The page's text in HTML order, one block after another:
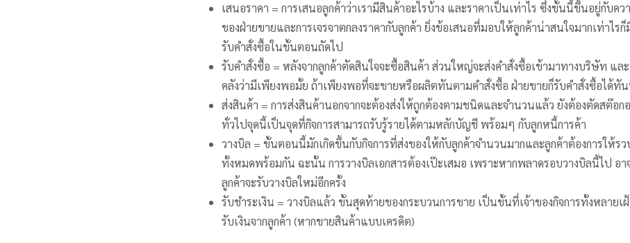
เสนอราคา = การเสนอลูกค้าว่าเรามีสินค้าอะไรบ้าง และราคาเป็นเท่าไร ซึ่งขั้นนี้ขึ้นอยู่กับคว
ของฝ่ายขายและการเจรจาตกลงราคากับลูกค้า ยิ่งข้อเสนอที่มอบให้ลูกค้าน่าสนใจมากเท่าไรก็
รับคำสั่งซื้อในขั้นตอนถัดไป
รับคำสั่งซื้อ = หลังจากลูกค้าตัดสินใจจะซื้อสินค้า ส่วนใหญ่จะส่งคำสั่งซื้อเข้ามาทางบริษัท แล
คลังว่ามีเพียงพอมั้ย ถ้าเพียงพอที่จะขายหรือผลิตทันตามคำสั่งซื้อ ฝ่ายขายก็รับคำสั่งซื้อได้ทั
ส่งสินค้า = การส่งสินค้านอกจากจะต้องส่งให้ถูกต้องตามชนิดและจำนวนแล้ว ยังต้องตัดสต๊อก
ทั่วไปจุดนี้เป็นจุดที่กิจการสามารถรับรู้รายได้ตามหลักบัญชี พร้อมๆ กับลูกหนี้การค้า
วางบิล = ขั้นตอนนี้มักเกิดขึ้นกับกิจการที่ส่งของให้กับลูกค้าจำนวนมากและลูกค้าต้องการให้ร
ทั้งหมดพร้อมกัน ฉะนั้น การวางบิลเอกสารต้องเป๊ะเสมอ เพราะหากพลาดรอบวางบิลนี้ไป อา
ลูกค้าจะรับวางบิลใหม่อีกครั้ง
รับชำระเงิน = วางบิลแล้ว ขั้นสุดท้ายของกระบวนการขาย เป็นขั้นที่เจ้าของกิจการทั้งหลายเ
รับเงินจากลูกค้า (หากขายสินค้าแบบเครดิต)